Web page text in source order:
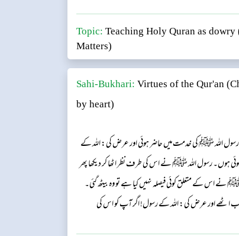
ہے؟“ مجھے فلاں فلاں سورتیں یاد ہیں؟ آپ...
Topic: Teaching Holy Quran as
Matters)
Sahi-Bukhari: Virtues of the Qur'an
by heart)
اللہ ﷺ کی خدمت میں حاضر ہوئی اور عرض کی: اللہ کے
ہوں۔ رسول اللہ ﷺ نے اس کی طرف نظر اٹھا کر دیکھا پھر
نے اس کے متعلق کوئی فیصلہ نہیں کیا ہے تو وہ بیٹھ گئی۔
اور عرض کی: اللہ کے رسول! اگر آپ کو اس کی